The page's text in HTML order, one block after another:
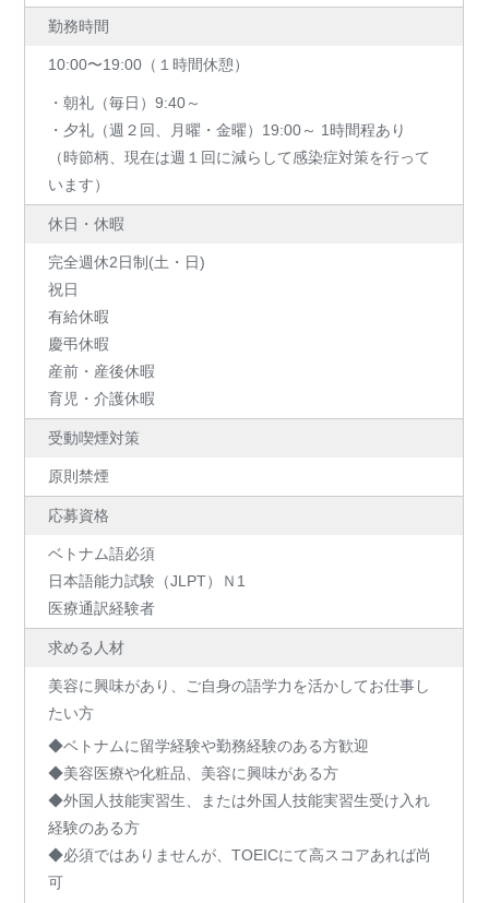
勤務時間
10:00〜19:00（１時間休憩）
・朝礼（毎日）9:40～
・夕礼（週２回、月曜・金曜）19:00～ 1時間程あり
（時節柄、現在は週１回に減らして感染症対策を行って
います）
休日・休暇
完全週休2日制(土・日)
祝日
有給休暇
慶弔休暇
産前・産後休暇
育児・介護休暇
受動喫煙対策
原則禁煙
応募資格
ベトナム語必須
日本語能力試験（JLPT）Ｎ1
医療通訳経験者
求める人材
美容に興味があり、ご自身の語学力を活かしてお仕事し
たい方
◆ベトナムに留学経験や勤務経験のある方歓迎
◆美容医療や化粧品、美容に興味がある方
◆外国人技能実習生、または外国人技能実習生受け入れ
経験のある方
◆必須ではありませんが、TOEICにて高スコアあれば尚
可